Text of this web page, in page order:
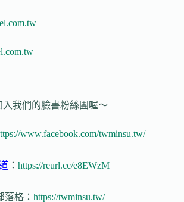
我們的臉書粉絲團喔～
www.facebook.com/twminsu.tw/
： https://reurl.cc/e8EWzM
落格： https://twminsu.tw/